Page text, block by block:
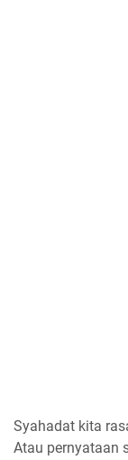
Syahadat kita
Atau pernyataan